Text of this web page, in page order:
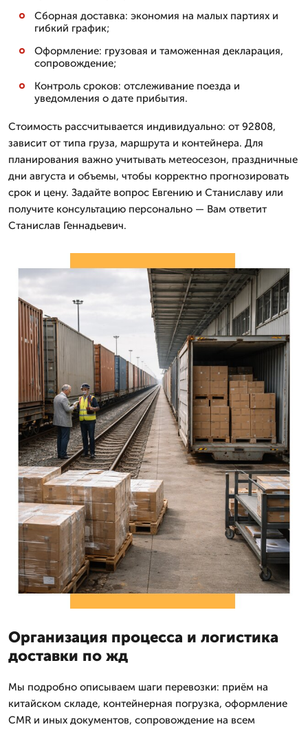
Сборная доставка: экономия на малых партиях и
гибкий график;
Оформление: грузовая и таможенная декларация,
сопровождение;
Контроль сроков: отслеживание поезда и
уведомления о дате прибытия.
Стоимость рассчитывается индивидуально: от 92808,
зависит от типа груза, маршрута и контейнера. Для
планирования важно учитывать метеосезон, праздничные
дни августа и объемы, чтобы корректно прогнозировать
срок и цену. Задайте вопрос Евгению и Станиславу или
получите консультацию персонально — Вам ответит
Станислав Геннадьевич.
Организация процесса и логистика
доставки по жд
Мы подробно описываем шаги перевозки: приём на
китайском складе, контейнерная погрузка, оформление
CMR и иных документов, сопровождение на всем